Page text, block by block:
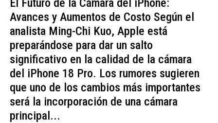
El Futuro de la Cámara del iPhone:
Avances y Aumentos de Costo Según el
analista Ming-Chi Kuo, Apple está
preparándose para dar un salto
significativo en la calidad de la cámara
del iPhone 18 Pro. Los rumores sugieren
que uno de los cambios más importantes
será la incorporación de una cámara
principal...